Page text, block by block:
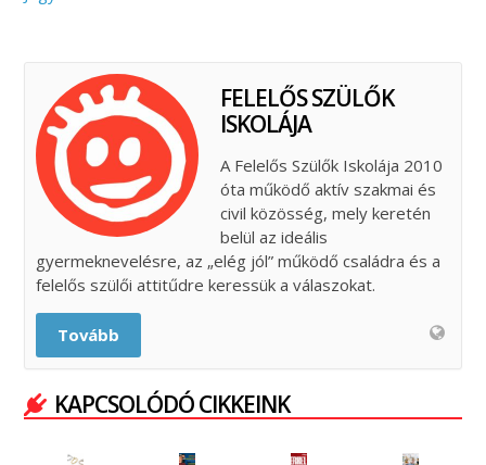
FELELŐS SZÜLŐK
ISKOLÁJA
A Felelős Szülők Iskolája 2010
óta működő aktív szakmai és
civil közösség, mely keretén
belül az ideális
gyermeknevelésre, az „elég jól” működő családra és a
felelős szülői attitűdre keressük a válaszokat.
Tovább
KAPCSOLÓDÓ CIKKEINK